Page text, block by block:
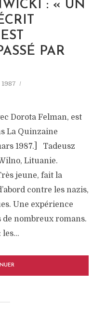
: « UN
PAR
Dorota Felman, est
La Quinzaine
1987.] Tadeusz
Lituanie.
jeune, fait la
contre les nazis,
Une expérience
de nombreux romans.